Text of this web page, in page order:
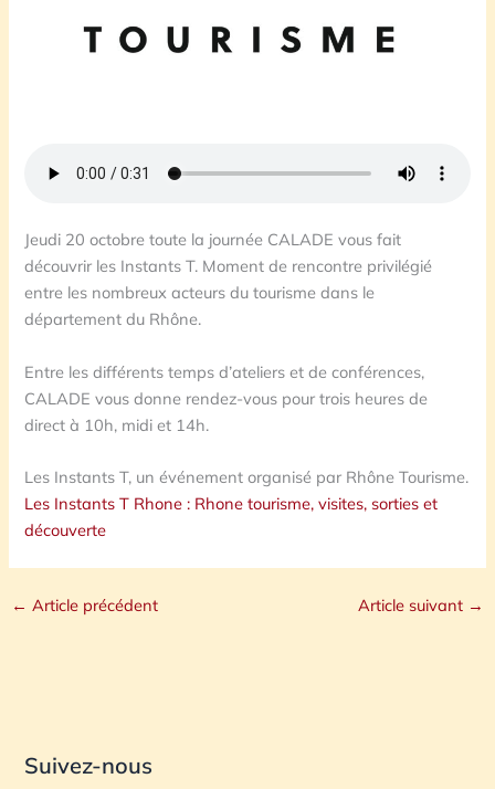
Jeudi 20 octobre toute la journée CALADE vous fait
découvrir les Instants T. Moment de rencontre privilégié
entre les nombreux acteurs du tourisme dans le
département du Rhône.
Entre les différents temps d’ateliers et de conférences,
CALADE vous donne rendez-vous pour trois heures de
direct à 10h, midi et 14h.
Les Instants T, un événement organisé par Rhône Tourisme.
Les Instants T Rhone : Rhone tourisme, visites, sorties et
découverte
← Article précédent Article suivant →
Suivez-nous